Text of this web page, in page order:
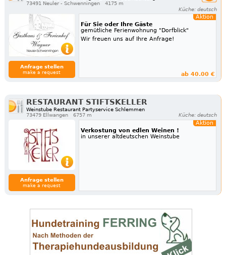
73491 Neuler - Schwenningen
4175 m
Küche: deutsch
Anfrage stellen
make a request
Aktion
Für Sie oder Ihre Gäste
gemütliche Ferienwohnung "Dorfblick"
Wir freuen uns auf Ihre Anfrage!
ab 40.00 €
RESTAURANT STIFTSKELLER
Weinstube Restaurant Partyservice Schlemmen
73479 Ellwangen
6757 m Küche: deutsch
Anfrage stellen
make a request
Aktion
Verkostung von edlen Weinen !
in unserer altdeutschen Weinstube